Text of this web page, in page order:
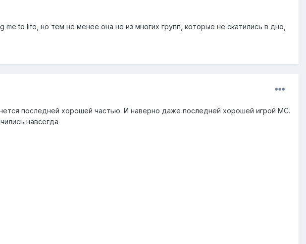
to life, но тем не менее она не из многих групп, которые не скатились в дно,
последней хорошей частью. И наверно даже последней хорошей игрой МС.
навсегда